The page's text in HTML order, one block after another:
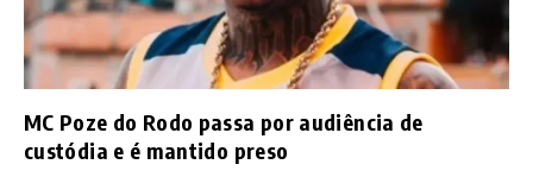
MC Poze do Rodo passa por audiência de
custódia e é mantido preso